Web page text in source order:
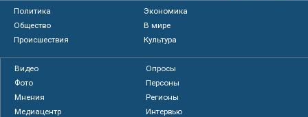
Политика
Экономика
Общество
В мире
Происшествия
Культура
Видео
Опросы
Фото
Персоны
Мнения
Регионы
Медиацентр
Интервью